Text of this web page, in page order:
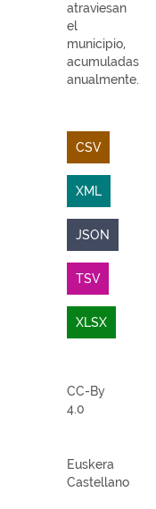
atraviesan
el
municipio,
acumuladas
anualmente.
CSV
XML
JSON
TSV
XLSX
CC-By
4.0
Euskera
Castellano